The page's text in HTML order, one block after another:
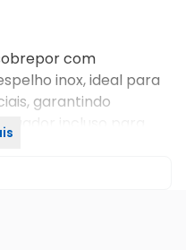
com
inox, ideal para
garantindo
incluso para